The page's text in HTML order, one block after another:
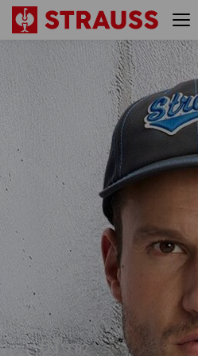
01 / 02
Cap e.s.e:pic